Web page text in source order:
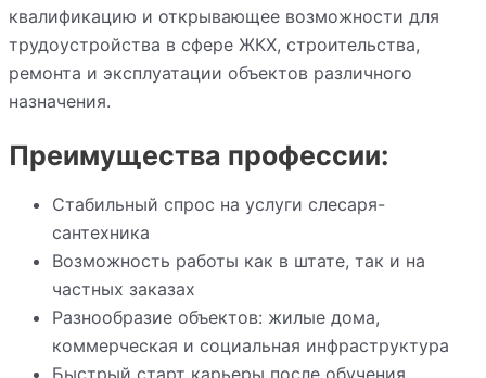
квалификацию и открывающее возможности для
трудоустройства в сфере ЖКХ, строительства,
ремонта и эксплуатации объектов различного
назначения.
Преимущества профессии:
Стабильный спрос на услуги слесаря-
сантехника
Возможность работы как в штате, так и на
частных заказах
Разнообразие объектов: жилые дома,
коммерческая и социальная инфраструктура
Быстрый старт карьеры после обучения